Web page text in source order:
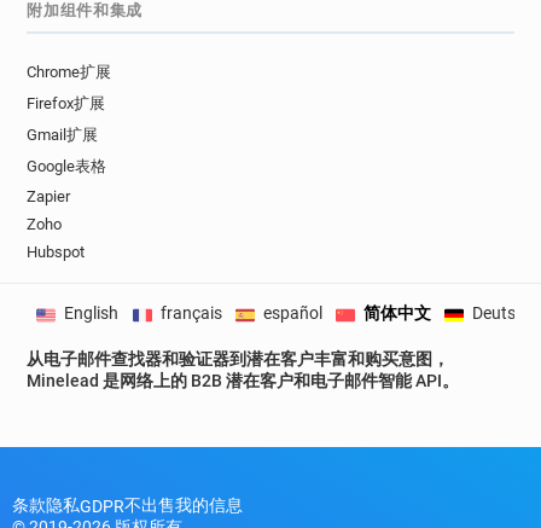
e***********@lancashire.gov.uk
p********@lancashire.gov.uk
g**********@lancashire.gov.uk
c*******@lancashire.gov.uk
d**********@lancashire.gov.uk
v**********@lancashire.gov.uk
j********@lancashire.gov.uk
z*********@lancashire.gov.uk
j********@lancashire.gov.uk
r***********@lancashire.gov.uk
附加组件和集成
Chrome扩展
Firefox扩展
Gmail扩展
Google表格
Zapier
Zoho
Hubspot
从电子邮件查找器和验证器到潜在客户丰富和购买意图，
Minelead 是网络上的 B2B 潜在客户和电子邮件智能 API。
English français español 简体中文 Deutsch
条款隐私GDPR不出售我的信息